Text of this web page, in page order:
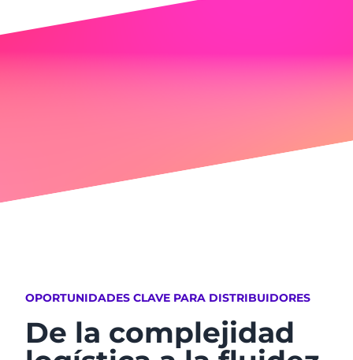
OPORTUNIDADES CLAVE PARA DISTRIBUIDORES
De la complejidad